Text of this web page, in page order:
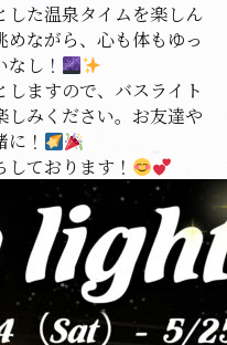
した温泉タイムを楽しん
ながら、心も体もゆっ
し！
ますので、バスライト
しみください。お友達や
！
ております！